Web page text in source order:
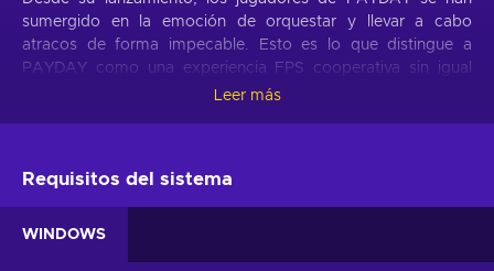
sumergido en la emoción de orquestar y llevar a cabo
atracos de forma impecable. Esto es lo que distingue a
PAYDAY como una experiencia FPS cooperativa sin igual
llena de acción intensa. Prepárate para dejar atrás tu
orden allá donde van. A pesar de que su anterior reinado del
terror en Washington, D.C., ha llegado a su fin, la banda se
reúne años después en Nueva York para enfrentarse a una
Leer más
Requisitos del sistema
WINDOWS